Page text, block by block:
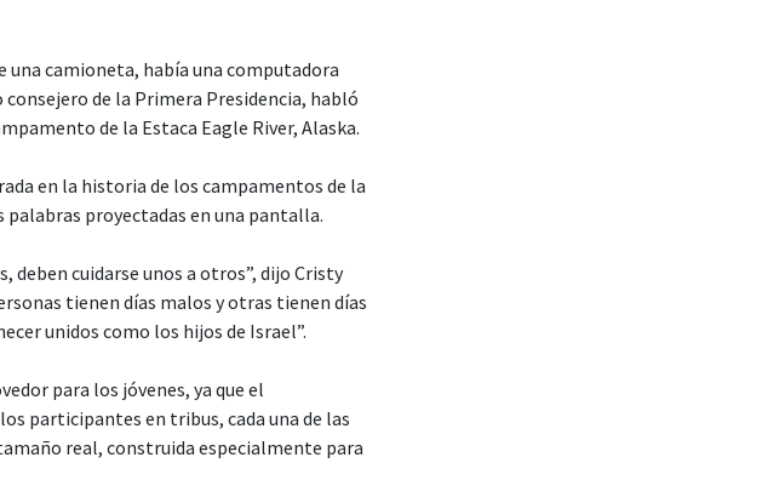
una camioneta, había una computadora
de la Primera Presidencia, habló
de la Estaca Eagle River, Alaska.
en la historia de los campamentos de la
palabras proyectadas en una pantalla.
deben cuidarse unos a otros”, dijo Cristy
tienen días malos y otras tienen días
unidos como los hijos de Israel”.
para los jóvenes, ya que el
participantes en tribus, cada una de las
real, construida especialmente para